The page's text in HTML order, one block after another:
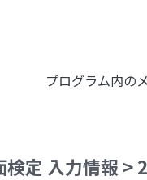
プログラム内の
定 入力情報 >